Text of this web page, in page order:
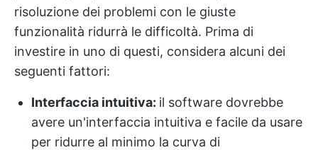
risoluzione dei problemi con le giuste
funzionalità ridurrà le difficoltà. Prima di
investire in uno di questi, considera alcuni dei
seguenti fattori:
Interfaccia intuitiva: il software dovrebbe
avere un'interfaccia intuitiva e facile da usare
per ridurre al minimo la curva di